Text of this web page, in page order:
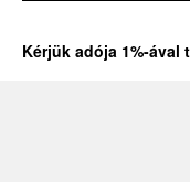
Kérjük adója 1%-ával